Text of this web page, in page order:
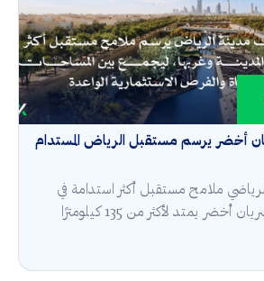
أخضر يرسم مستقبل الرياض المستدام
ملامح مستقبل أكثر استدامة في
مدينة الرياض، عبر شريان أخضر يمتد لأكثر من 135 كيلومترًا